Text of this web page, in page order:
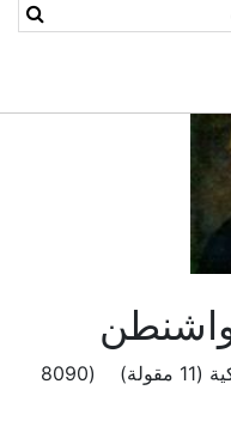
أول رئيس للولايات المتحدة الأمريكية (11 مقولة) (8090